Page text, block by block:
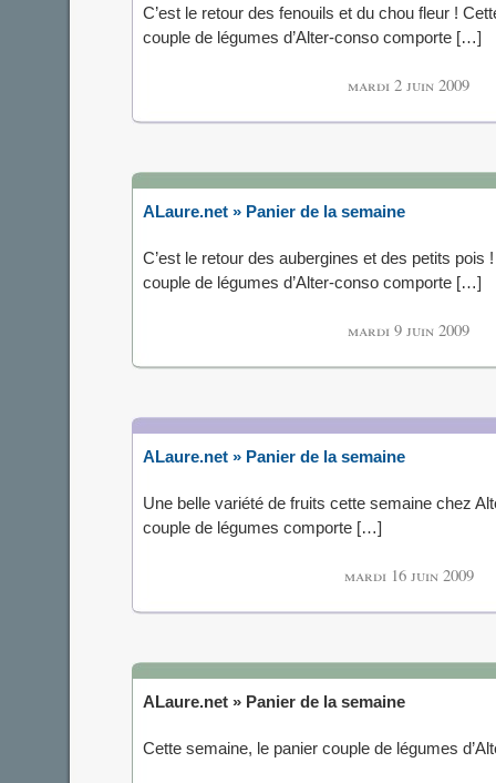
C’est le retour des fenouils et du chou fleur !
couple de légumes d’Alter-conso comporte […]
mardi 2 juin 2009
ALaure.net » Panier de la semaine
C’est le retour des aubergines et des petits pois
couple de légumes d’Alter-conso comporte […]
mardi 9 juin 2009
ALaure.net » Panier de la semaine
Une belle variété de fruits cette semaine chez
couple de légumes comporte […]
mardi 16 juin 2009
ALaure.net » Panier de la semaine
Cette semaine, le panier couple de légumes